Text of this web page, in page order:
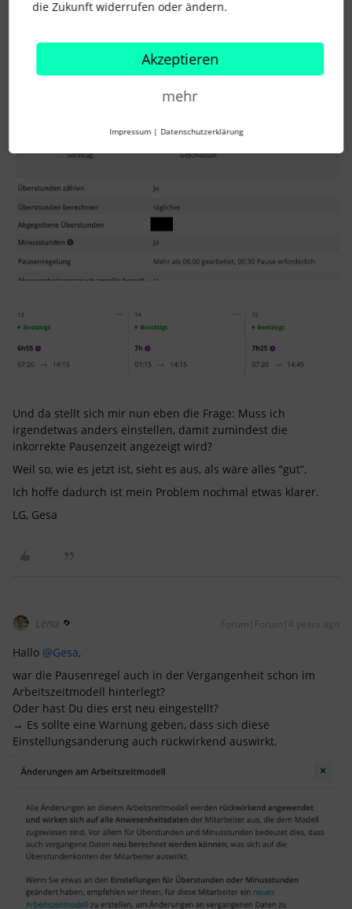
angezeigt wird (siehe 2. Screenshot unten)
Und da stellt sich mir nun eben die Frage: Muss ich
irgendetwas anders einstellen, damit zumindest die
inkorrekte Pausenzeit angezeigt wird?
Weil so, wie es jetzt ist, sieht es aus, als wäre alles “gut”.
Ich hoffe dadurch ist mein Problem nochmal etwas klarer.
LG, Gesa
Lena Forum|Forum|4 years ago
Hallo @Gesa,
war die Pausenregel auch in der Vergangenheit schon im
Arbeitszeitmodell hinterlegt?
Oder hast Du dies erst neu eingestellt?
→ Es sollte eine Warnung geben, dass sich diese
Einstellungsänderung auch rückwirkend auswirkt.
die Zukunft widerrufen oder ändern.
Akzeptieren
mehr
Impressum | Datenschutzerklärung